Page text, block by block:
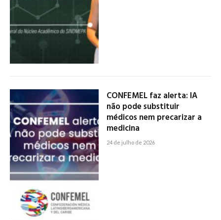
CONFEMEL faz alerta: IA
não pode substituir
médicos nem precarizar a
medicina
24 de julho de 2026